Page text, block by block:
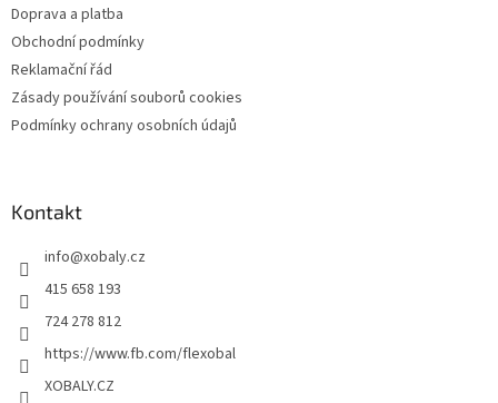
Doprava a platba
Obchodní podmínky
Reklamační řád
Zásady používání souborů cookies
Podmínky ochrany osobních údajů
Kontakt
info@xobaly.cz
415 658 193
724 278 812
https://www.fb.com/flexobal
XOBALY.CZ